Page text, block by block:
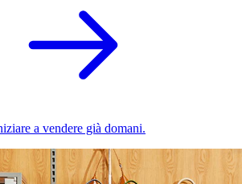
a vendere già domani.